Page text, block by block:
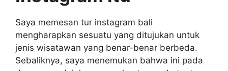
Saya memesan tur instagram bali
mengharapkan sesuatu yang ditujukan untuk
jenis wisatawan yang benar-benar berbeda.
Sebaliknya, saya menemukan bahwa ini pada